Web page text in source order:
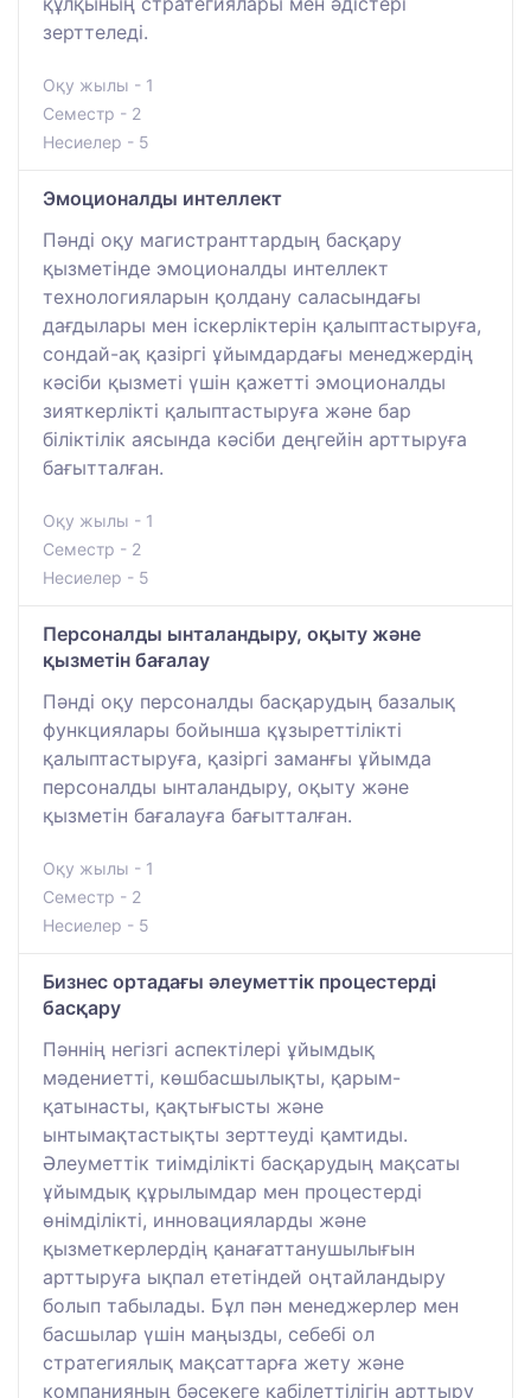
зерттеледі.
Оқу жылы - 1
Семестр - 2
Несиелер - 5
Эмоционалды интеллект
Пәнді оқу магистранттардың басқару
қызметінде эмоционалды интеллект
технологияларын қолдану саласындағы
дағдылары мен іскерліктерін қалыптастыруға,
сондай-ақ қазіргі ұйымдардағы менеджердің
кәсіби қызметі үшін қажетті эмоционалды
зияткерлікті қалыптастыруға және бар
біліктілік аясында кәсіби деңгейін арттыруға
бағытталған.
Оқу жылы - 1
Семестр - 2
Несиелер - 5
Персоналды ынталандыру, оқыту және
қызметін бағалау
Пәнді оқу персоналды басқарудың базалық
функциялары бойынша құзыреттілікті
қалыптастыруға, қазіргі заманғы ұйымда
персоналды ынталандыру, оқыту және
қызметін бағалауға бағытталған.
Оқу жылы - 1
Семестр - 2
Несиелер - 5
Бизнес ортадағы әлеуметтік процестерді
басқару
Пәннің негізгі аспектілері ұйымдық
мәдениетті, көшбасшылықты, қарым-
қатынасты, қақтығысты және
ынтымақтастықты зерттеуді қамтиды.
Әлеуметтік тиімділікті басқарудың мақсаты
ұйымдық құрылымдар мен процестерді
өнімділікті, инновацияларды және
қызметкерлердің қанағаттанушылығын
арттыруға ықпал ететіндей оңтайландыру
болып табылады. Бұл пән менеджерлер мен
басшылар үшін маңызды, себебі ол
стратегиялық мақсаттарға жету және
компанияның бәсекеге қабілеттілігін арттыру